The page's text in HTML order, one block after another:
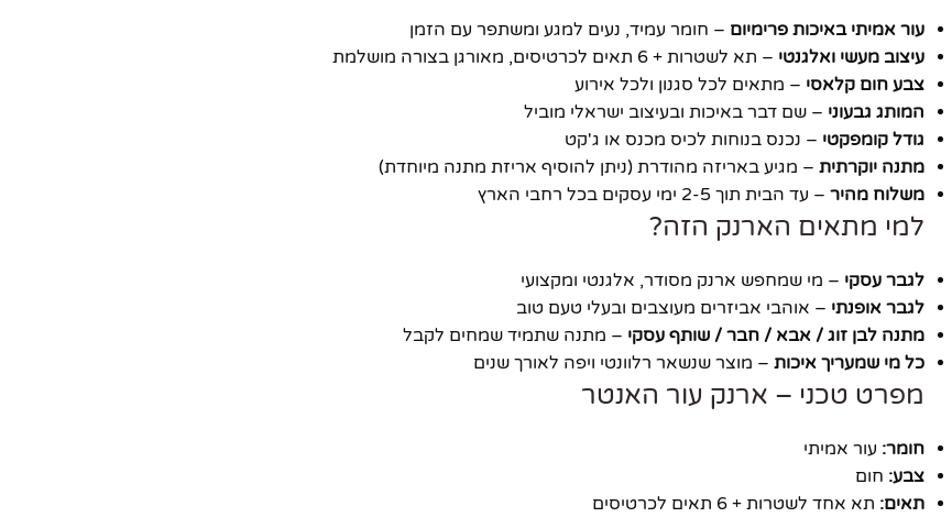
עור אמיתי באיכות פרימיום – חומר עמיד, נעים למגע ומשתפר עם הזמן
עיצוב מעשי ואלגנטי – תא לשטרות + 6 תאים לכרטיסים, מאורגן בצורה מושלמת
צבע חום קלאסי – מתאים לכל סגנון ולכל אירוע
המותג גבעוני – שם דבר באיכות ובעיצוב ישראלי מוביל
גודל קומפקטי – נכנס בנוחות לכיס מכנס או ג'קט
מתנה יוקרתית – מגיע באריזה מהודרת (ניתן להוסיף אריזת מתנה מיוחדת)
משלוח מהיר – עד הבית תוך 2-5 ימי עסקים בכל רחבי הארץ
למי מתאים הארנק הזה?
לגבר עסקי – מי שמחפש ארנק מסודר, אלגנטי ומקצועי
לגבר אופנתי – אוהבי אביזרים מעוצבים ובעלי טעם טוב
מתנה לבן זוג / אבא / חבר / שותף עסקי – מתנה שתמיד שמחים לקבל
כל מי שמעריך איכות – מוצר שנשאר רלוונטי ויפה לאורך שנים
מפרט טכני – ארנק עור האנטר
חומר: עור אמיתי
צבע: חום
תאים: תא אחד לשטרות + 6 תאים לכרטיסים
יוטיוב